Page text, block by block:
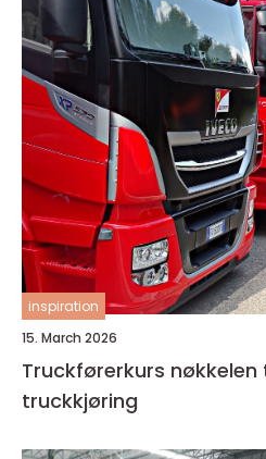
inspiration
15. March 2026
Truckførerkurs nøkkelen til trygg og effektiv
truckkjøring